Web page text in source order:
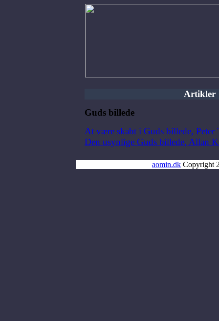
Artikler
Guds billede
At være skabt i Guds billede, Peter
Den usynlige Guds billede, Allan
aomin.dk Copyright